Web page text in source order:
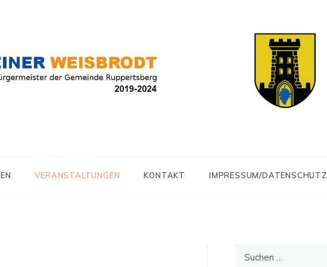
VERANSTALTUNGEN KONTAKT IMPRESSUM/DATENSCHUTZ